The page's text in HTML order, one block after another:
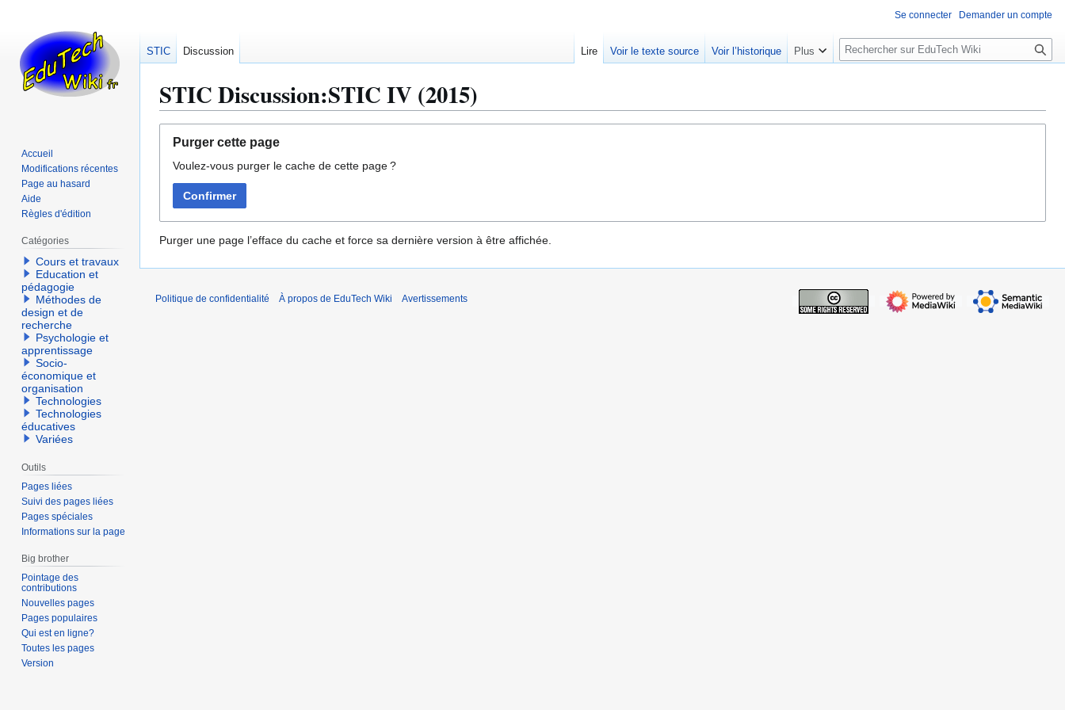
STIC Discussion:STIC IV (2015)
navigation
recherche
Purger cette page
Voulez-vous purger le cache de cette page ?
Confirmer
Purger une page l’efface du cache et force sa dernière version à être affichée.
Se connecter Demander un compte
STIC Discussion Lire Voir le texte source Voir l’historique Plus
R
e
e
Accueil
Modifications récentes
Page au hasard
Aide
Règles d'édition
Catégories
Cours et travaux
Education et
pédagogie
Méthodes de
design et de
recherche
Psychologie et
apprentissage
Socio-
économique et
organisation
Technologies
Technologies
éducatives
Variées
Outils
Pages liées
Suivi des pages liées
Pages spéciales
Informations sur la page
Big brother
Pointage des
contributions
Nouvelles pages
Pages populaires
Qui est en ligne?
Toutes les pages
Version
Politique de confidentialité À propos de EduTech Wiki Avertissements